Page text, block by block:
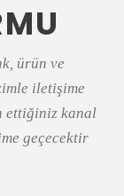
ürün ve
iletişime
ettiğiniz kanal
geçecektir